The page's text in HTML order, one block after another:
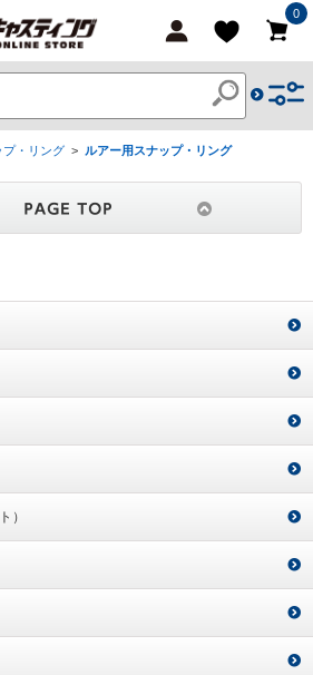
0
プ・リング > ルアー用スナップ・リング
）